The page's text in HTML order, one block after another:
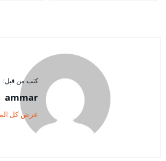
كتب من قبل:
ammar
عرض كل